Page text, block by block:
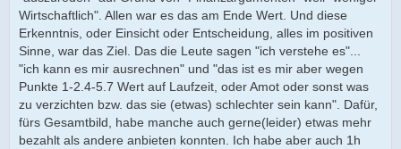
Wirtschaftlich". Allen war es das am Ende Wert. Und diese
Erkenntnis, oder Einsicht oder Entscheidung, alles im positiven
Sinne, war das Ziel. Das die Leute sagen "ich verstehe es"...
"ich kann es mir ausrechnen" und "das ist es mir aber wegen
Punkte 1-2.4-5.7 Wert auf Laufzeit, oder Amot oder sonst was
zu verzichten bzw. das sie (etwas) schlechter sein kann". Dafür,
fürs Gesamtbild, habe manche auch gerne(leider) etwas mehr
bezahlt als andere anbieten konnten. Ich habe aber auch 1h